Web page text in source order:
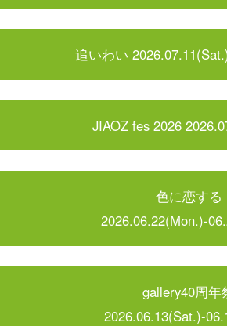
追いわい
JIAOZ fes 2026
色に恋する
2026.06.22(Mon.)-
gallery40周年
2026.06.13(Sat.)-